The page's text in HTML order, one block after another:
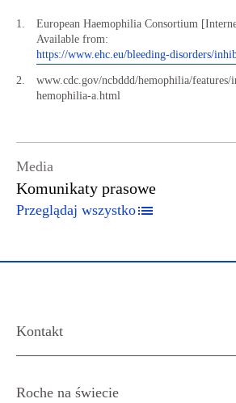
European Haemophilia Consortium
Available from:
https://www.ehc.eu/bleeding-disorders/
www.cdc.gov/ncbddd/hemophilia/features/
hemophilia-a.html
Media
Komunikaty prasowe
Przeglądaj wszystko
Kontakt
Roche na świecie